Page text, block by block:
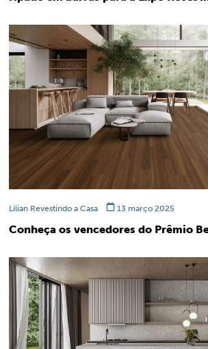
Lilian Revestindo a Casa 13 março 2025
Conheça os vencedores do Prêmio